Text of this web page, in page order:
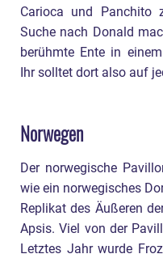
Carioca und Panchito
Suche nach Donald
berühmte Ente in
Ihr solltet dort also auf
Norwegen
Der norwegische
wie ein norwegisches
Replikat des Äußeren
Apsis. Viel von der
Letztes Jahr wurde